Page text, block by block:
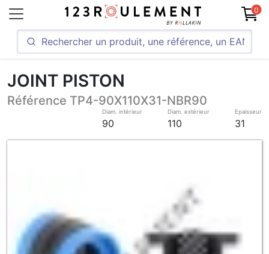
0
JOINT PISTON
Référence TP4-90X110X31-NBR90
Diam. intérieur
90
Diam. extérieur
110
Epaisseur
31